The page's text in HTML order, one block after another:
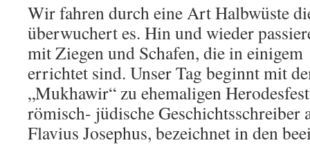
Wir fahren durch eine Art Halbwüste
überwuchert es. Hin und wieder
mit Ziegen und Schafen, die in
errichtet sind. Unser Tag beginnt mit
„Mukhawir“ zu ehemaligen
römisch- jüdische Geschichtsschreiber
Flavius Josephus, bezeichnet in den